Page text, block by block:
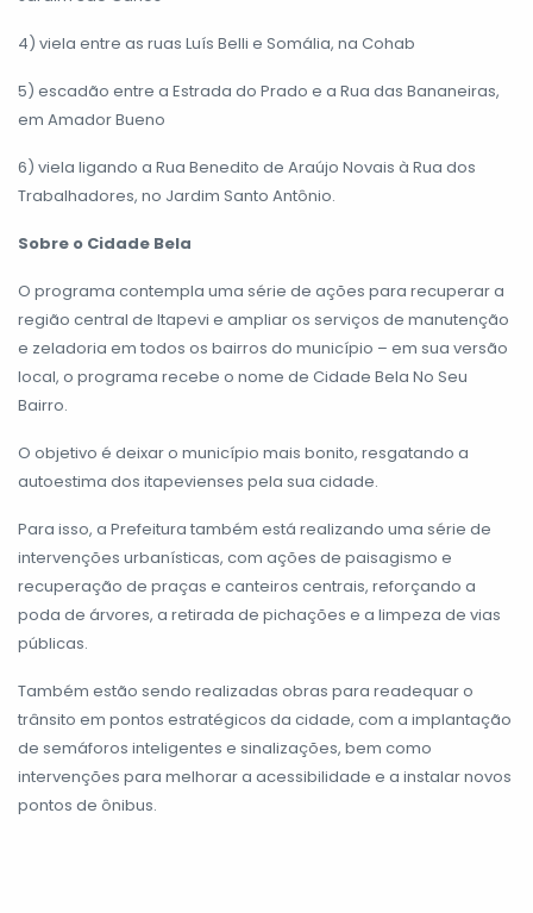
4) viela entre as ruas Luís Belli e Somália, na Cohab
5) escadão entre a Estrada do Prado e a Rua das Bananeiras,
em Amador Bueno
6) viela ligando a Rua Benedito de Araújo Novais à Rua dos
Trabalhadores, no Jardim Santo Antônio.
Sobre o Cidade Bela
O programa contempla uma série de ações para recuperar a
região central de Itapevi e ampliar os serviços de manutenção
e zeladoria em todos os bairros do município – em sua versão
local, o programa recebe o nome de Cidade Bela No Seu
Bairro.
O objetivo é deixar o município mais bonito, resgatando a
autoestima dos itapevienses pela sua cidade.
Para isso, a Prefeitura também está realizando uma série de
intervenções urbanísticas, com ações de paisagismo e
recuperação de praças e canteiros centrais, reforçando a
poda de árvores, a retirada de pichações e a limpeza de vias
públicas.
Também estão sendo realizadas obras para readequar o
trânsito em pontos estratégicos da cidade, com a implantação
de semáforos inteligentes e sinalizações, bem como
intervenções para melhorar a acessibilidade e a instalar novos
pontos de ônibus.